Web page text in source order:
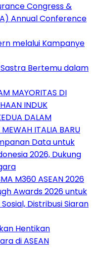
Congress &
Annual Conference
melalui Kampanye
Sastra Bertemu dalam
MAYORITAS DI
INDUK
DALAM
ITALIA BARU
Data untuk
2026, Dukung
M360 ASEAN 2026
Awards 2026 untuk
Distribusi Siaran
Hentikan
di ASEAN